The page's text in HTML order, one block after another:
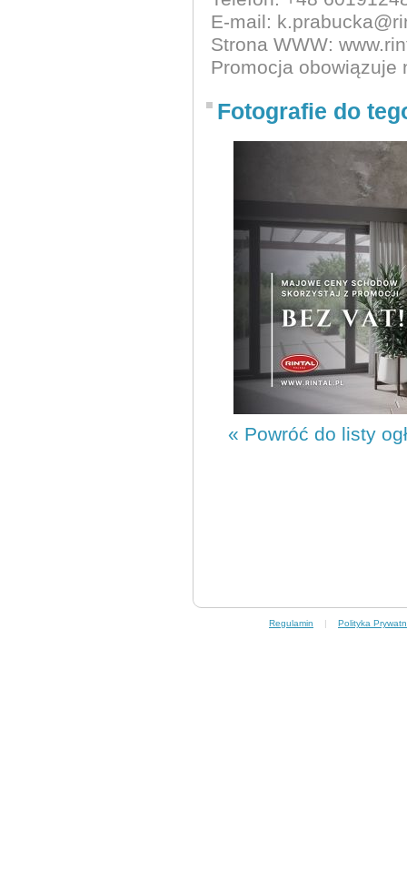
E-mail:
Strona WWW:
Promocja obowiązuje
Fotografie do
« Powróć do listy
Regulamin | Polityka